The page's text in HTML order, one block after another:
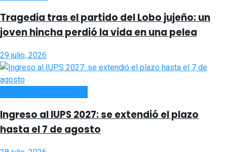
Tragedia tras el partido del Lobo jujeño: un
joven hincha perdió la vida en una pelea
29 julio, 2026
Ingreso al IUPS 2027: se extendió el plazo
hasta el 7 de agosto